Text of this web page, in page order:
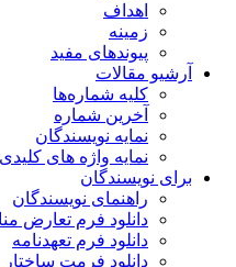
اهداف
زمینه
پیوندهای مفید
آرشیو مقالات
کلیه شماره‌ها
آخرین شماره
نمایه نویسندگان
نمایه واژه های کلیدی
برای نویسندگان
راهنمای نویسندگان
دانلود فرم تعارض
دانلود فرم تعهدنامه
دانلود فرمت ساختار